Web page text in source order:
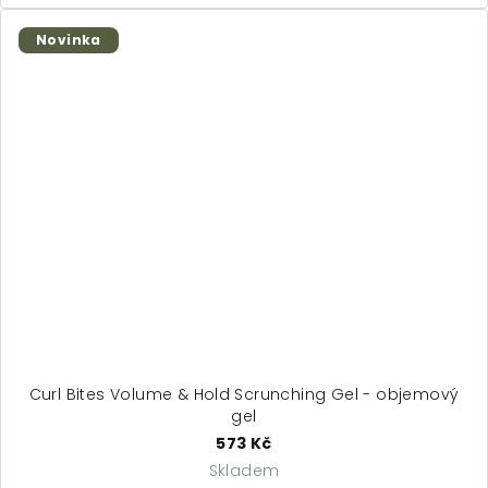
z
Novinka
Curl Bites Volume & Hold Scrunching Gel - objemový
gel
573 Kč
Skladem